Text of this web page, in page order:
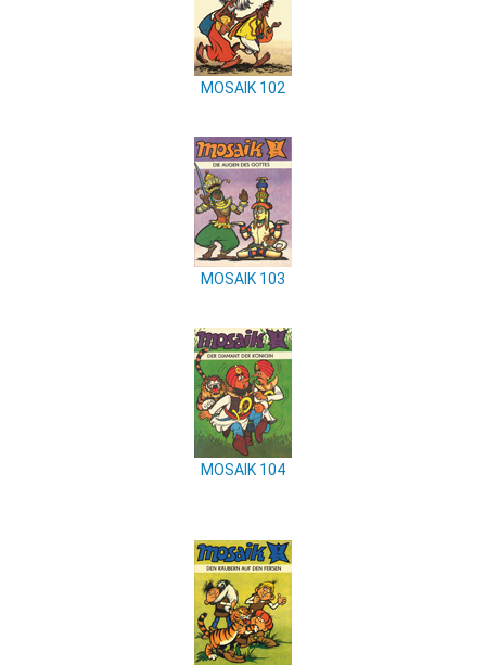
MOSAIK 102
MOSAIK 103
MOSAIK 104